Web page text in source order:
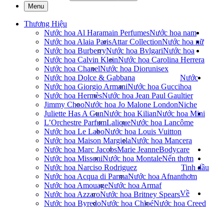
Menu
Thương Hiệu
Nước hoa Al Haramain Perfumes
Nước hoa Alaia ParisAttar Collection
Nước hoa BurberryNước hoa Bvlgari
Nước hoa Calvin KleinNước hoa Carolina Herrera
Nước hoa ChanelNước hoa Dior
Nước hoa Dolce & Gabbana
Nước hoa Giorgio ArmaniNước hoa Gucci
Nước hoa HermèsNước hoa Jean Paul Gaultier
Jimmy ChooNước hoa Jo Malone London
Juliette Has A GunNước hoa Kilian
L’Orchestre ParfumLaliqueNước hoa Lancôme
Nước hoa Le LaboNước hoa Louis Vuitton
Nước hoa Maison MargielaNước hoa Mancera
Nước hoa Marc JacobsMarie Jeanne
Nước hoa MissoniNước hoa Montale
Nước hoa Narciso Rodriguez
Nước hoa Acqua di ParmaNước hoa Afnan
Nước hoa AmouageNước hoa Armaf
Nước hoa AzzaroNước hoa Britney Spears
Nước hoa ByredoNước hoa ChloéNước hoa Creed
Nước hoa nam
Nước hoa nữ
Nước hoa
unisex
Nước
hoa
Niche
Nước hoa Mini
Bodycare
Nến thơm
Tinh dầu
thơm
Về